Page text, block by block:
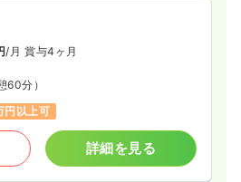
/月 賞与4ヶ月
60分）
円以上可
詳細を見る